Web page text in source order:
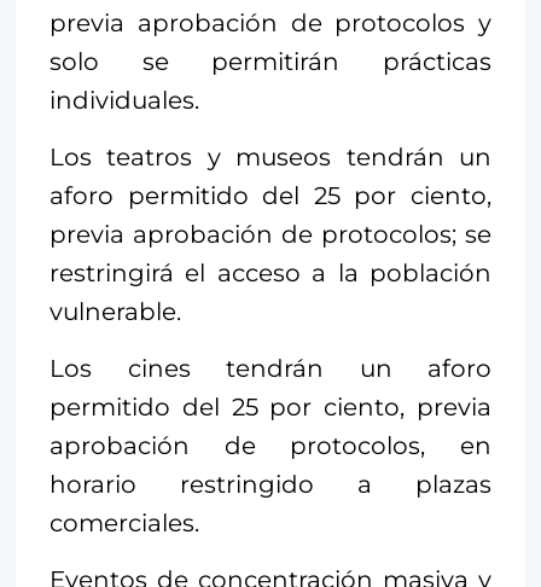
previa aprobación de protocolos y
solo se permitirán prácticas
individuales.
Los teatros y museos tendrán un
aforo permitido del 25 por ciento,
previa aprobación de protocolos; se
restringirá el acceso a la población
vulnerable.
Los cines tendrán un aforo
permitido del 25 por ciento, previa
aprobación de protocolos, en
horario restringido a plazas
comerciales.
Eventos de concentración masiva y